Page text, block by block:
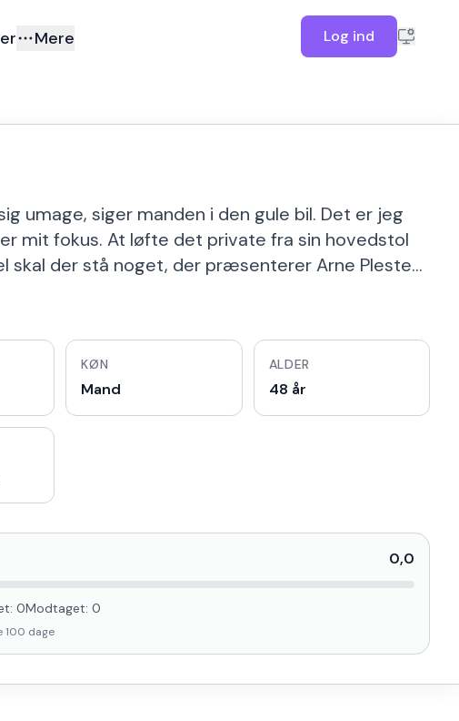
Mere Log ind
umage, siger manden i den gule bil. Det er jeg
mit fokus. At løfte det private fra sin hovedstol
skal der stå noget, der præsenterer Arne Pleste…
KØN
Mand
ALDER
48 år
0,0
0Modtaget: 0
100 dage